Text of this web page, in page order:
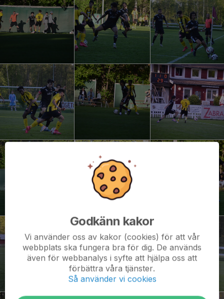
Godkänn kakor
Vi använder oss av kakor (cookies) för att vår
webbplats ska fungera bra för dig. De används
även för webbanalys i syfte att hjälpa oss att
förbättra våra tjänster.
Så använder vi cookies